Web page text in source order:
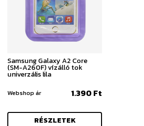
Samsung Galaxy A2 Core
(SM-A260F) vízálló tok
univerzális lila
Webshop ár 1.390 Ft
RÉSZLETEK